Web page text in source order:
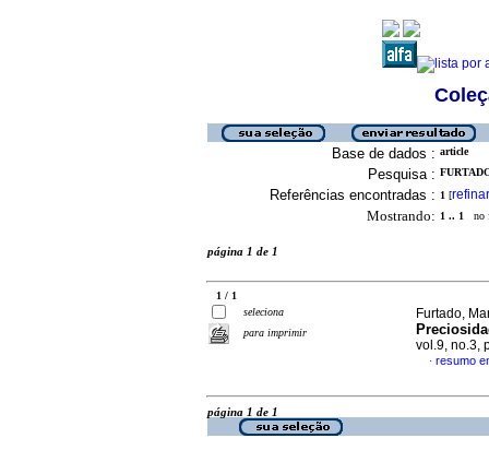
Base de dados : article
Pesquisa :
Referências encontradas : 1 [refinar
Mostrando: 1 .. 1 no
página 1 de 1
1 / 1
seleciona
para imprimir
Furtado,
vol.9, no.3,
· resumo
página 1 de 1